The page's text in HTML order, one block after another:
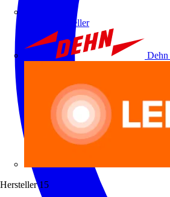
Hersteller
Dehn
Hersteller 15